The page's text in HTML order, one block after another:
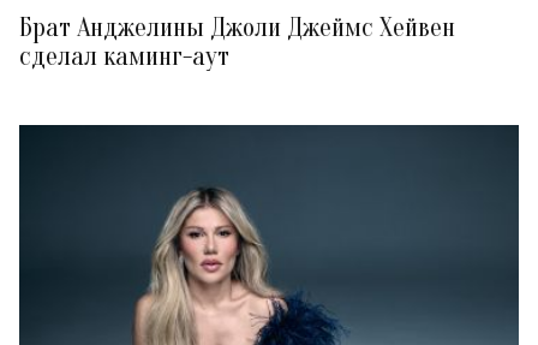
Брат Анджелины Джоли Джеймс Хейвен
сделал каминг-аут